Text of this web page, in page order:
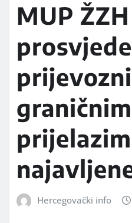
MUP
prosvjede
graničnim
Hercegovački info